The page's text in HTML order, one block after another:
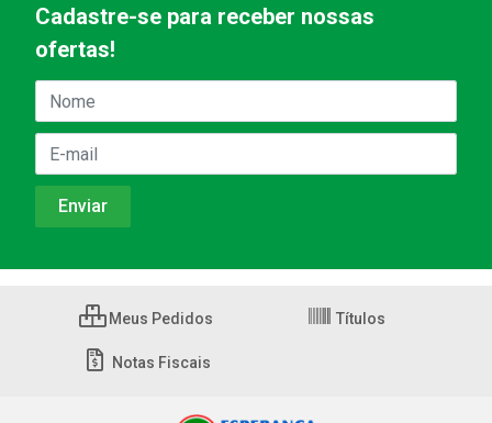
Cadastre-se para receber nossas
ofertas!
Meus Pedidos Títulos
Notas Fiscais